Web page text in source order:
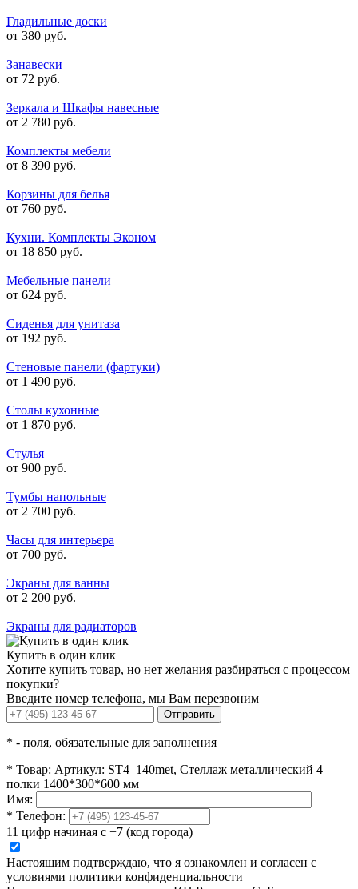
Гладильные доски
от 380 руб.
Занавески
от 72 руб.
Зеркала и Шкафы навесные
от 2 780 руб.
Комплекты мебели
от 8 390 руб.
Корзины для белья
от 760 руб.
Кухни. Комплекты Эконом
от 18 850 руб.
Мебельные панели
от 624 руб.
Сиденья для унитаза
от 192 руб.
Стеновые панели (фартуки)
от 1 490 руб.
Столы кухонные
от 1 870 руб.
Стулья
от 900 руб.
Тумбы напольные
от 2 700 руб.
Часы для интерьера
от 700 руб.
Экраны для ванны
от 2 200 руб.
Экраны для радиаторов
Купить в один клик
Хотите купить товар, но нет желания разбираться с процессом
покупки?
Введите номер телефона, мы Вам перезвоним
Отправить
* - поля, обязательные для заполнения
* Товар: Артикул: ST4_140met, Стеллаж металлический 4
полки 1400*300*600 мм
Имя:
* Телефон:
11 цифр начиная с +7 (код города)
Настоящим подтверждаю, что я ознакомлен и согласен с
условиями политики конфиденциальности